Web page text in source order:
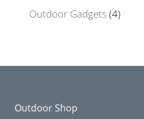
Outdoor Gadgets (4)
Outdoor Shop